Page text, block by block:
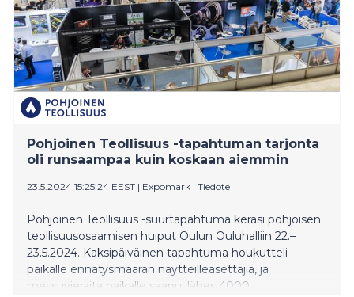
menossa – ja missä seuraavat kasvun mahdollisuudet
ovat.
Pohjoinen Teollisuus -tapahtuman tarjonta
oli runsaampaa kuin koskaan aiemmin
23.5.2024 15:25:24 EEST | Expomark | Tiedote
Pohjoinen Teollisuus -suurtapahtuma keräsi pohjoisen
teollisuusosaamisen huiput Oulun Ouluhalliin 22.–
23.5.2024. Kaksipäiväinen tapahtuma houkutteli
paikalle ennätysmäärän näytteilleasettajia, ja
messuvieraita paikalle saapui lähes 4000.